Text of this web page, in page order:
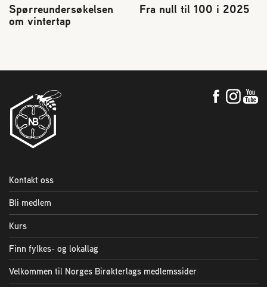
Spørreundersøkelsen
om vintertap
Fra null til 100 i 2025
Kontakt oss
Bli medlem
Kurs
Finn fylkes- og lokallag
Velkommen til Norges Birøkterlags medlemssider